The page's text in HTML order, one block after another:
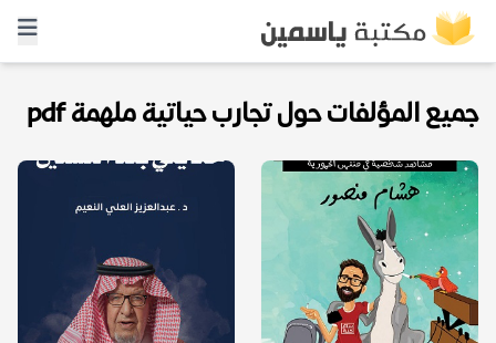
جميع المؤلفات حول تجارب حياتية ملهمة pdf